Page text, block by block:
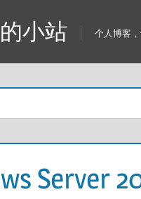
的小站 个人博客
Server